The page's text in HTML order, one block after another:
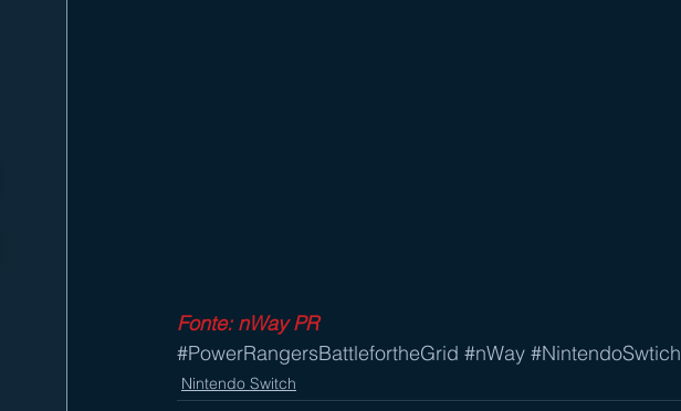
Fonte: nWay PR
#PowerRangersBattlefortheGrid #nWay #NintendoSwtich
Nintendo Switch